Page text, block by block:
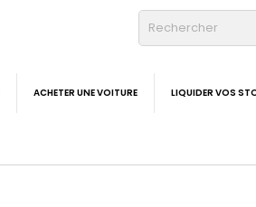
ACHETER UNE VOITURE LIQUIDER VOS